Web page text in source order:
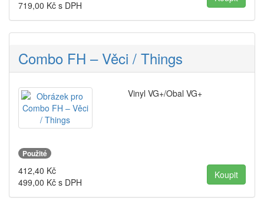
719,00 Kč s DPH
Combo FH – Věci / Things
Vinyl VG+/Obal VG+
Použité
412,40 Kč
499,00 Kč s DPH